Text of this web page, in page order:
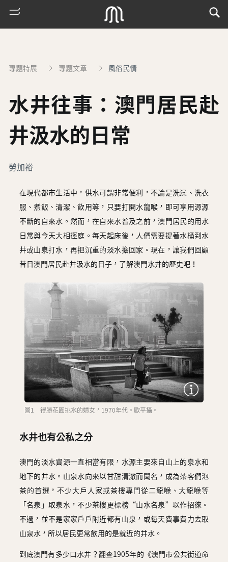
專題特展 專題文章 風俗民情
水井往事：澳門居民赴
井汲水的日常
勞加裕
在現代都市生活中，供水可謂非常便利，不論是洗澡、洗衣
服、煮飯、清潔、飲用等，只要打開水龍喉，即可享用源源
不斷的自來水。然而，在自來水普及之前，澳門居民的用水
日常與今天大相徑庭。每天起床後，人們需要提著水桶到水
井或山泉打水，再把沉重的淡水擔回家。現在，讓我們回顧
昔日澳門居民赴井汲水的日子，了解澳門水井的歷史吧！
圖1 得勝花園挑水的婦女，1970年代。歐平攝。
水井也有公私之分
澳門的淡水資源一直相當有限，水源主要來自山上的泉水和
地下的井水。山泉水向來以甘甜清澈而聞名，成為茶客們泡
茶的首選，不少大戶人家或茶樓專門從二龍喉、大龍喉等
「名泉」取泉水，不少茶樓更標榜“山水名泉”以作招徠。
不過，並不是家家戶戶附近都有山泉，或每天費事費力去取
山泉水，所以居民更常飲用的是就近的井水。
到底澳門有多少口水井？翻查1905年的《澳門市公共街道命